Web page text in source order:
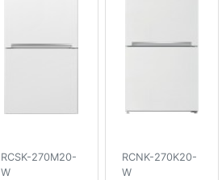
RCSK-270M20-
W
RCNK-270K20-
W